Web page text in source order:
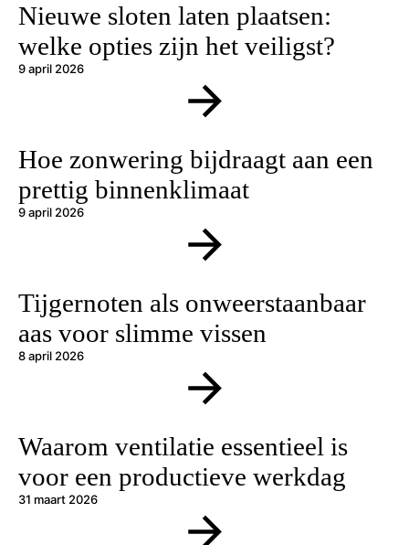
Nieuwe sloten laten plaatsen:
welke opties zijn het veiligst?
9 april 2026
Hoe zonwering bijdraagt aan een
prettig binnenklimaat
9 april 2026
Tijgernoten als onweerstaanbaar
aas voor slimme vissen
8 april 2026
Waarom ventilatie essentieel is
voor een productieve werkdag
31 maart 2026